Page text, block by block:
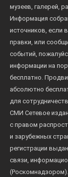
музеев, галерей,
Информация
источников, если
правки, или
событий,
информации на
бесплатно.
абсолютно
для
СМИ Сетевое
с правом
и зарубежных
регистрации
связи,